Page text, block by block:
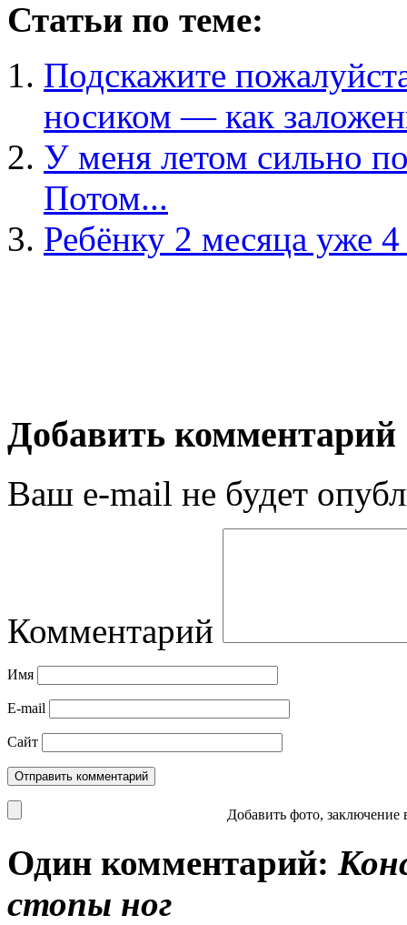
Статьи по теме:
Подскажите
носиком — как
У меня летом сильно
Потом...
Ребёнку 2 месяца уже
Добавить комментарий
Ваш e-mail не будет
Комментарий
Имя
E-mail
Сайт
Добавить фото, заключение
Один комментарий:
стопы ног